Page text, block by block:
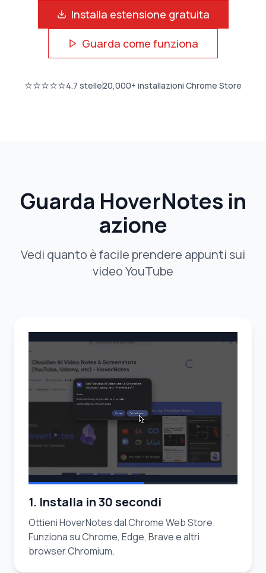
Installa estensione gratuita
Guarda come funziona
⭐⭐⭐⭐⭐4.7 stelle20,000+ installazioni Chrome Store
Guarda HoverNotes in
azione
Vedi quanto è facile prendere appunti sui
video YouTube
1. Installa in 30 secondi
Ottieni HoverNotes dal Chrome Web Store.
Funziona su Chrome, Edge, Brave e altri
browser Chromium.